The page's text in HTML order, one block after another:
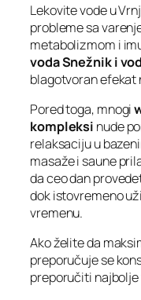
Lekovite vode u
probleme sa
metabolizmom i
voda Snežnik i
blagotvoran efekat
Pored toga, mnogi
kompleksi nude
relaksaciju u
masaže i saune
da ceo dan
dok istovremeno
vremenu.
Ako želite da
preporučuje se
preporučiti najbolje